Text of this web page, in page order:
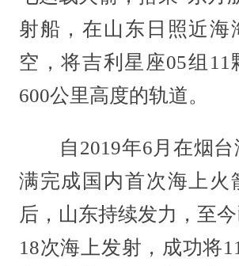
射船，在山东日照近海
空，将吉利星座05组11
600公里高度的轨道。
自2019年6月在烟台
满完成国内首次海上火
后，山东持续发力，至
18次海上发射，成功将